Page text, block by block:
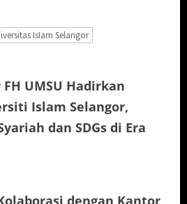
IsIam Selangor
UMSU Hadirkan
Islam Selangor,
dan SDGs di Era
dengan Kantor